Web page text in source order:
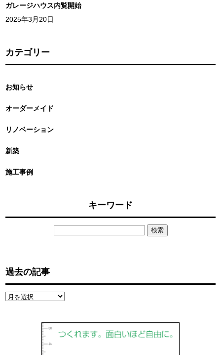
ガレージハウス内覧開始
2025年3月20日
カテゴリー
お知らせ
オーダーメイド
リノベーション
新築
施工事例
キーワード
過去の記事
過